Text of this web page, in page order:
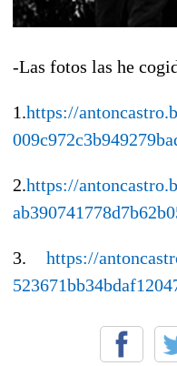
-Las fotos las he
1.https://
2.https://
3. https://